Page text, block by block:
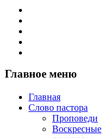
Главное меню
Главная
Слово пастора
Проповеди
Воскресные